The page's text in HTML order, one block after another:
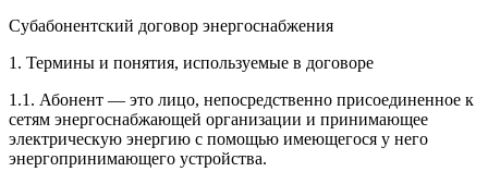
Субабонентский договор энергоснабжения
1. Термины и понятия, используемые в договоре
1.1. Абонент — это лицо, непосредственно присоединенное к
сетям энергоснабжающей организации и принимающее
электрическую энергию с помощью имеющегося у него
энергопринимающего устройства.